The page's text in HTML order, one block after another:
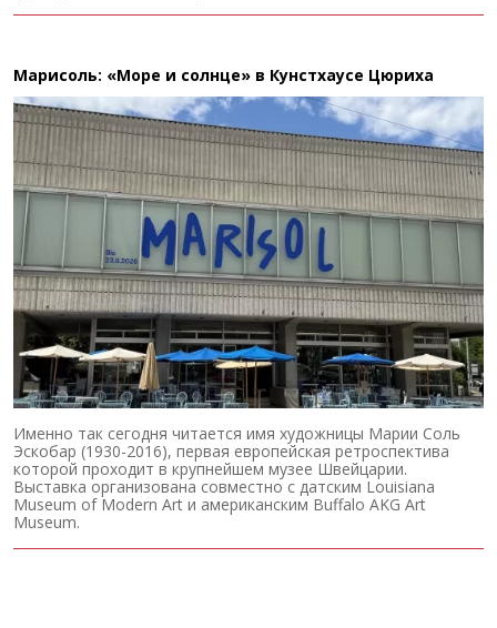
Марисоль: «Море и солнце» в Кунстхаусе Цюриха
Именно так сегодня читается имя художницы Марии Соль
Эскобар (1930-2016), первая европейская ретроспектива
которой проходит в крупнейшем музее Швейцарии.
Выставка организована совместно с датским Louisiana
Museum of Modern Art и американским Buffalo AKG Art
Museum.